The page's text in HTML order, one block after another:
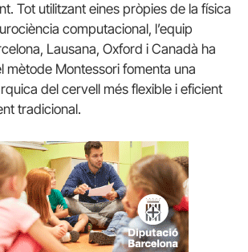
Tot utilitzant eines pròpies de la física
computacional, l’equip
​​Lausana, Oxford i Canadà ha
mètode Montessori fomenta una
del cervell més flexible i eficient
tradicional.